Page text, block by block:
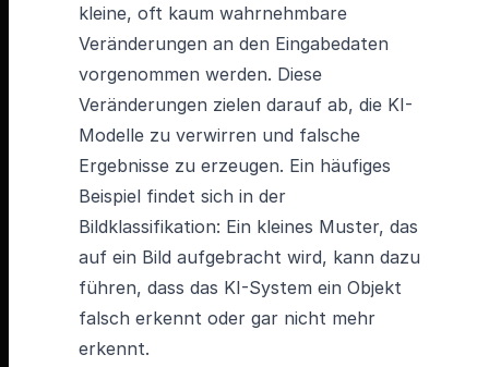
kleine, oft kaum wahrnehmbare
Veränderungen an den Eingabedaten
vorgenommen werden. Diese
Veränderungen zielen darauf ab, die KI-
Modelle zu verwirren und falsche
Ergebnisse zu erzeugen. Ein häufiges
Beispiel findet sich in der
Bildklassifikation: Ein kleines Muster, das
auf ein Bild aufgebracht wird, kann dazu
führen, dass das KI-System ein Objekt
falsch erkennt oder gar nicht mehr
erkennt.